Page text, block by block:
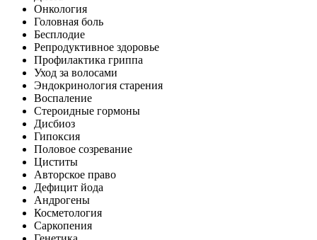
Онкология
Головная боль
Бесплодие
Репродуктивное здоровье
Профилактика гриппа
Уход за волосами
Эндокринология старения
Воспаление
Стероидные гормоны
Дисбиоз
Гипоксия
Половое созревание
Циститы
Авторское право
Дефицит йода
Андрогены
Косметология
Саркопения